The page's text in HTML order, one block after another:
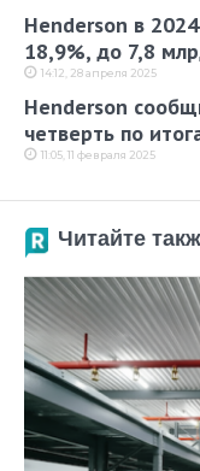
Henderson в
18,9%, до 7,8
14:12, 28 апреля 2025
Henderson
четверть по
11:05, 11 февраля 2025
Читайте